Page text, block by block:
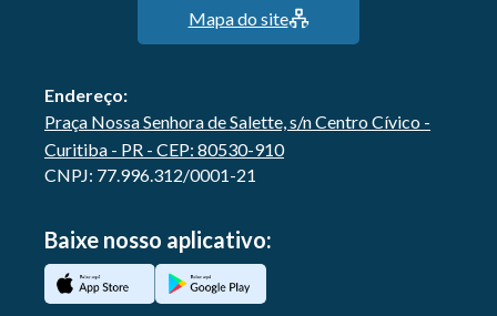
Mapa do site
Endereço:
Praça Nossa Senhora de Salette, s/n Centro Cívico -
Curitiba - PR - CEP: 80530-910
CNPJ: 77.996.312/0001-21
Baixe nosso aplicativo: